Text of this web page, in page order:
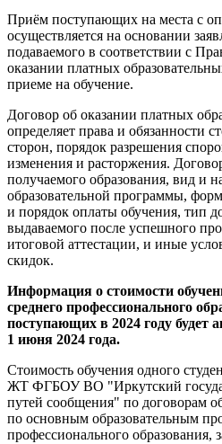
Приём поступающих на места с
осуществляется на основании
подаваемого в соответствии с
оказании платных
приеме на обучение.
Договор об оказании платных
определяет права и обязанности
сторон, порядок разрешения
изменения и расторжения.
получаемого образования, вид и
образовательной программы,
и порядок оплаты обучения, тип
выдаваемого после успешного
итоговой аттестации, и иные
скидок.
Информация о стоимости
среднего профессионального
поступающих в 2024 году будет
1 июня 2024 года.
Стоимость обучения одного
ЖТ ФГБОУ ВО "Иркутский
путей сообщения" по договорам
по основным образовательным
профессионального образования,